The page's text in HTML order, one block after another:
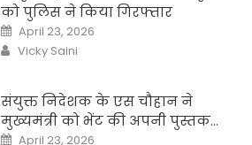
को पुलिस ने किया गिरफ्तार
Posted
on
April 23, 2026
Author
Vicky Saini
संयुक्त निदेशक के एस चौहान ने
मुख्यमंत्री को भेंट की अपनी पुस्तक…
Posted
April 23, 2026